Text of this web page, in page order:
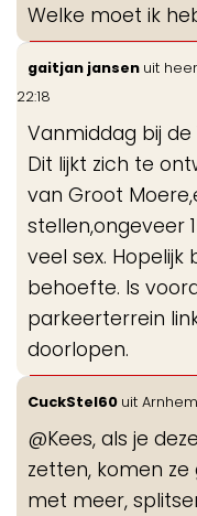
Welke moet ik
gaitjan jansen uit
22:18
Vanmiddag bij de
Dit lijkt zich te
van Groot
stellen,ongeveer
veel sex. Hopelijk
behoefte. Is
parkeerterrein
doorlopen.
CuckStel60 uit Arnhem
@Kees, als je
zetten, komen
met meer,